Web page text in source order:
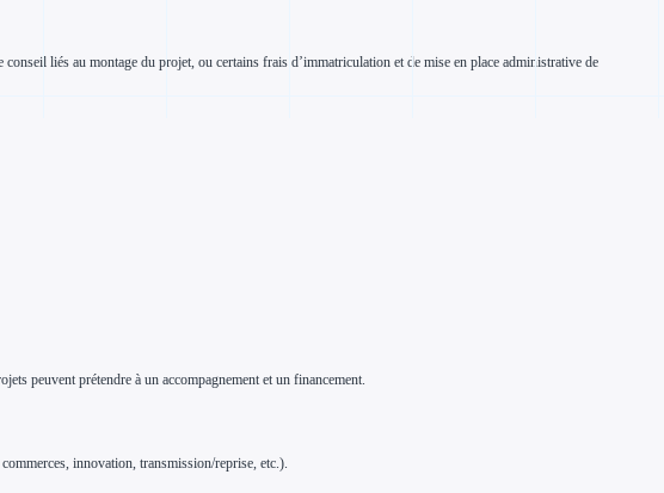
liés au montage du projet, ou certains frais d’immatriculation et de mise en place administrative de
peuvent prétendre à un accompagnement et un financement.
innovation, transmission/reprise, etc.).